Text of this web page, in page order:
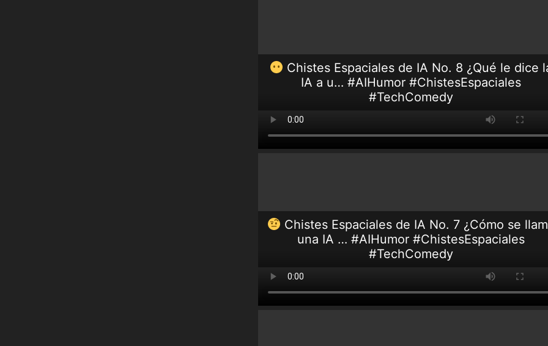
Chistes Espaciales de IA No. 8 ¿Qué le dice
IA a u… #AIHumor #ChistesEspaciales
#TechComedy
Chistes Espaciales de IA No. 7 ¿Cómo se
una IA … #AIHumor #ChistesEspaciales
#TechComedy